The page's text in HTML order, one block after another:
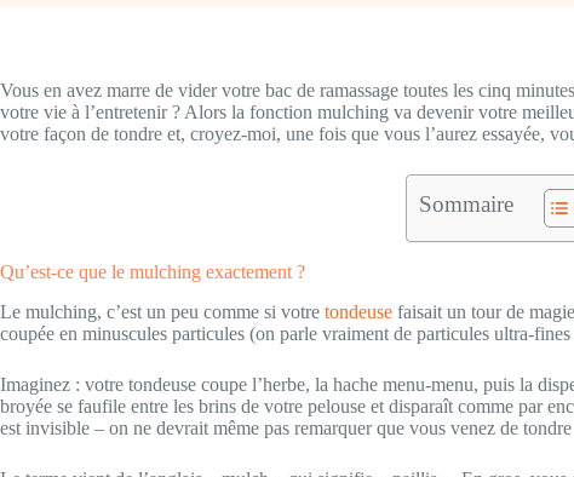
Vous en avez marre de vider votre bac de ramassage toutes les cinq
votre vie à l’entretenir ? Alors la fonction mulching va devenir votre
votre façon de tondre et, croyez-moi, une fois que vous l’aurez essayée,
Sommaire
Qu’est-ce que le mulching exactement ?
Le mulching, c’est un peu comme si votre tondeuse faisait un tour de
coupée en minuscules particules (on parle vraiment de particules ultra-
Imaginez : votre tondeuse coupe l’herbe, la hache menu-menu, puis la
broyée se faufile entre les brins de votre pelouse et disparaît comme par
est invisible – on ne devrait même pas remarquer que vous venez de